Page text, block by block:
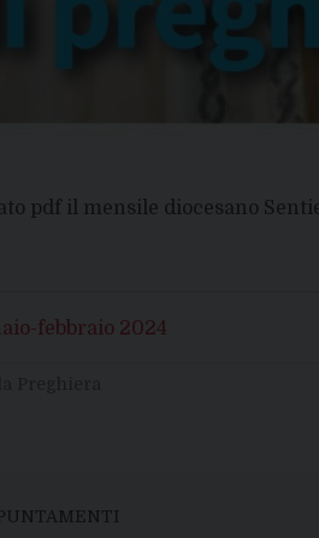
pdf il mensile diocesano
febbraio 2024